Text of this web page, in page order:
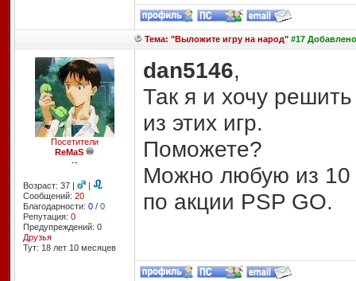
Тема: "Выложите игру на народ"#17
Посетители
ReMaS
--
Возраст: 37 |
|
Сообщений: 20
Благодарности: 0/ 0
Репутация: 0
Предупреждений: 0
Друзья
Тут: 18 лет 10 месяцев
dan5146,
Так я и хочу
из этих игр.
Поможете?
Можно любую из 10
по акции PSP GO.